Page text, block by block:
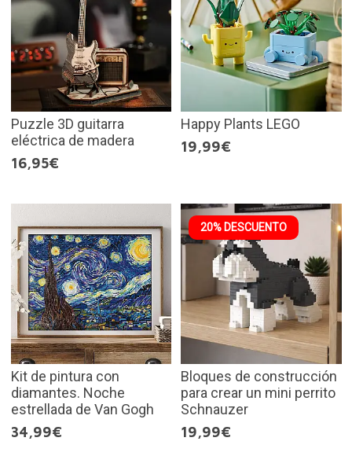
Puzzle 3D guitarra
eléctrica de madera
16,95€
Happy Plants LEGO
19,99€
Kit de pintura con
diamantes. Noche
estrellada de Van Gogh
34,99€
20% DESCUENTO
Bloques de construcción
para crear un mini perrito
Schnauzer
19,99€